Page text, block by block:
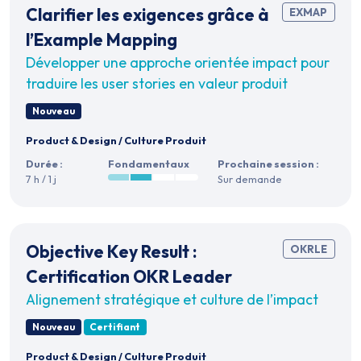
EXMAP
Clarifier les exigences grâce à
l’Example Mapping
Développer une approche orientée impact pour
traduire les user stories en valeur produit
Nouveau
Product & Design/Culture Produit
Durée :
7 h / 1 j
Fondamentaux
Prochaine session :
Sur demande
OKRLE
Objective Key Result :
Certification OKR Leader
Alignement stratégique et culture de l’impact
Nouveau Certifiant
Product & Design/Culture Produit